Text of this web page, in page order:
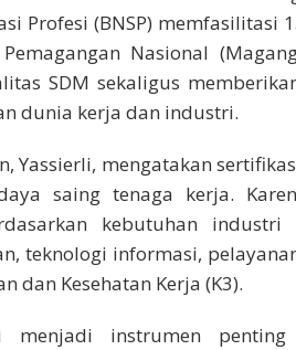
Profesi (BNSP) memfasilitasi
Nasional
SDM sekaligus
dunia kerja dan industri.
Yassierli, mengatakan
saing tenaga kerja.
kebutuhan
teknologi informasi,
dan Kesehatan Kerja (K3).
menjadi instrumen